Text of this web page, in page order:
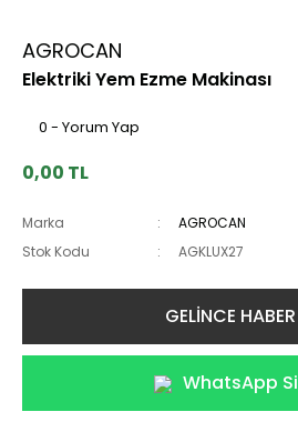
AGROCAN
Elektriki Yem Ezme Makinası
0 - Yorum Yap
0,00 TL
Marka
AGROCAN
Stok Kodu
AGKLUX27
GELİNCE
WhatsApp